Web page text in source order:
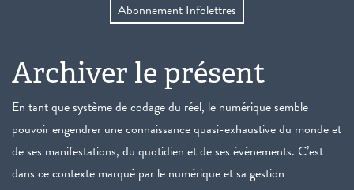
Abonnement Infolettres
Archiver le présent
En tant que système de codage du réel, le numérique semble
pouvoir engendrer une connaissance quasi-exhaustive du monde et
de ses manifestations, du quotidien et de ses événements. C’est
dans ce contexte marqué par le numérique et sa gestion